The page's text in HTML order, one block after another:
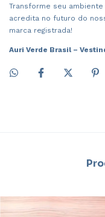
Transforme seu
acredita no futuro do
marca registrada!
Auri Verde Brasil –